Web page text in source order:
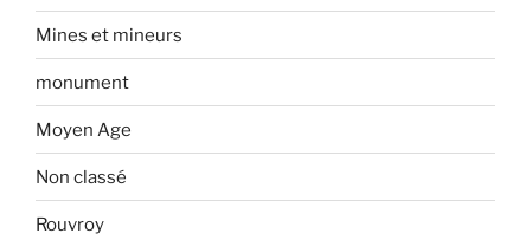
Mines et mineurs
monument
Moyen Age
Non classé
Rouvroy